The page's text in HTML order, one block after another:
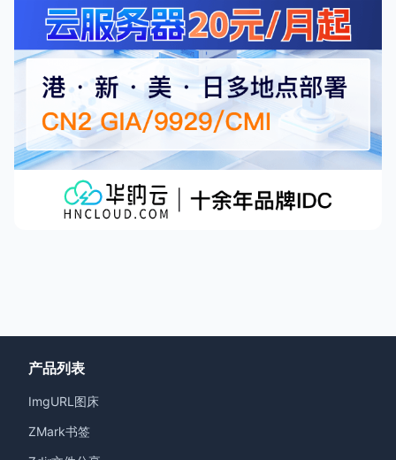
产品列表
ImgURL图床
ZMark书签